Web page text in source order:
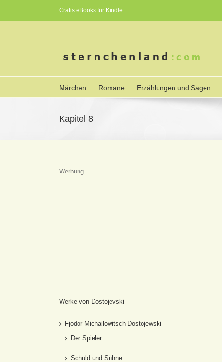
Gratis eBooks für Kindle
Märchen Romane Erzählungen und Sagen
Kapitel 8
Werbung
Werke von Dostojevski
Fjodor Michailowitsch Dostojewski
Der Spieler
Schuld und Sühne